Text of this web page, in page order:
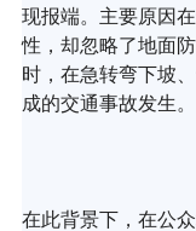
现报端。主要原因
性，却忽略了地面
时，在急转弯下坡
成的交通事故发生。
在此背景下，在公